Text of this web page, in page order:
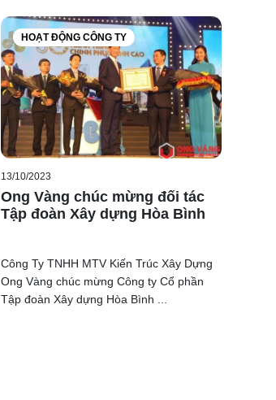
HOẠT ĐỘNG CÔNG TY
13/10/2023
Ong Vàng chúc mừng đối tác
Tập đoàn Xây dựng Hòa Bình
Công Ty TNHH MTV Kiến Trúc Xây Dựng
Ong Vàng chúc mừng Công ty Cổ phần
Tập đoàn Xây dựng Hòa Bình ...